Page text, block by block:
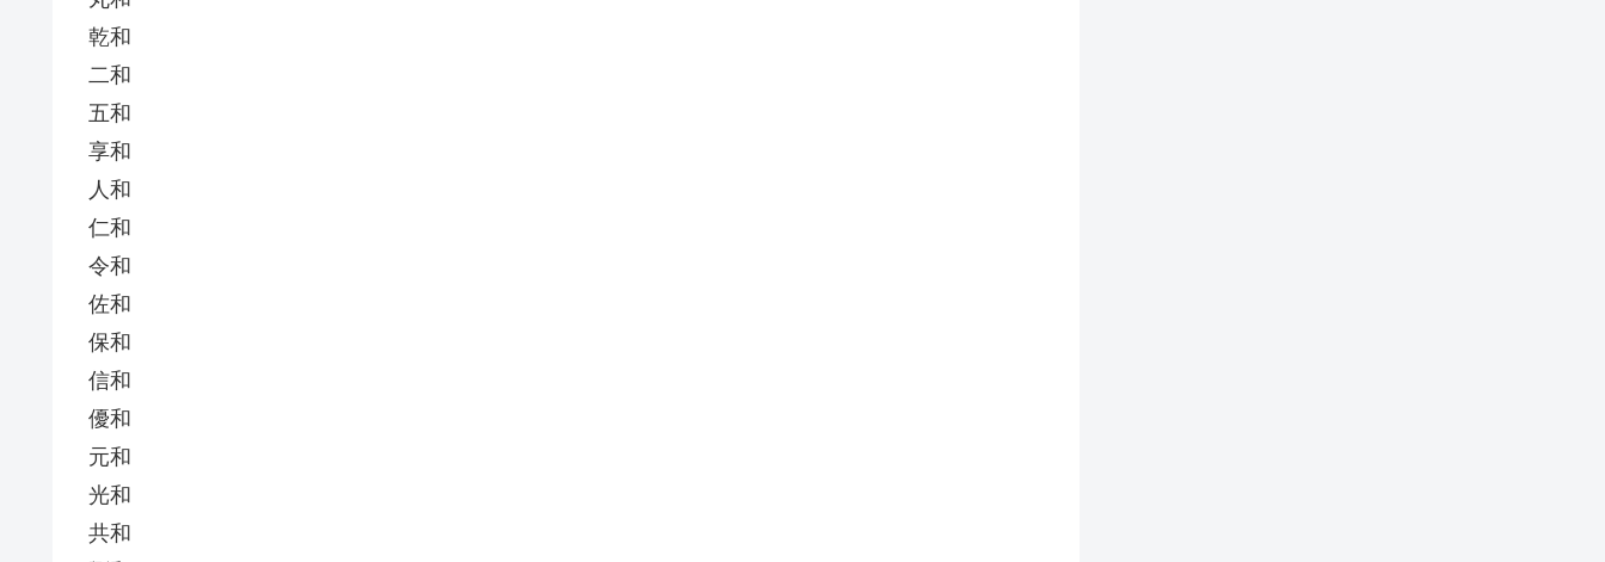
乾和
二和
五和
享和
人和
仁和
令和
佐和
保和
信和
優和
元和
光和
共和